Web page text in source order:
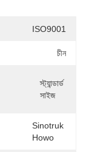
ISO9001
চীন
স্ট্যান্ডার্ড
সাইজ
Sinotruk
Howo